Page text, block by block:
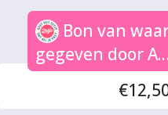
Bon van
gegeven door A.
NOOTEBOOM-